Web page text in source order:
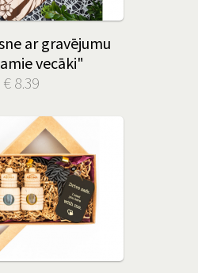
ar gravējumu
vecāki"
€ 8.39